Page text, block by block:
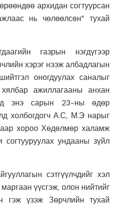
архидан согтуурсан
нь чөлөөлсөн” тухай
газрын нэгдүгээр
хэрэг нээж албадлагын
оногдуулах саналыг
ажиллагааны анхан
энэ сарын 23-ны өдөр
холбогдогч А.С, М.Э нарыг
хороо Хөдөлмөр халамж
согтууруулах ундааны зүйл
сэтгүүлчдийг хэл
үүсгэж, олон нийтийг
гэж үзэж Зөрчлийн тухай